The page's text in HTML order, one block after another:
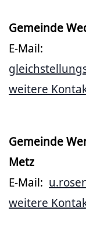
Gemeinde
E-Mail:
weitere
Gemeinde
Metz
E-Mail:
weitere